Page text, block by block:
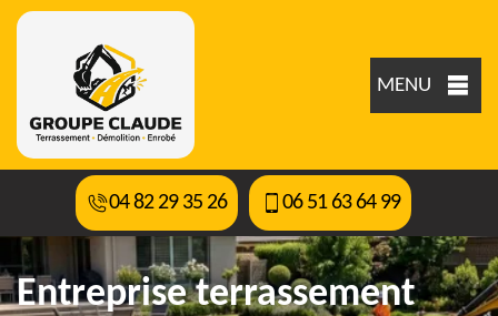
MENU
04 82 29 35 26 06 51 63 64 99
Entreprise terrassement